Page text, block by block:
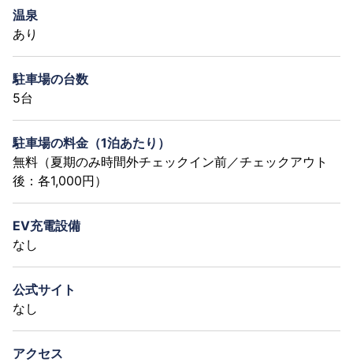
温泉
あり
駐車場の台数
5台
駐車場の料金（1泊あたり）
無料（夏期のみ時間外チェックイン前／チェックアウト
後：各1,000円）
EV充電設備
なし
公式サイト
なし
アクセス